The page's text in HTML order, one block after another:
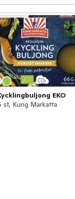
är att hjälpa dig
med mycket smak.
se för att se fler av
recept och
skapa en hållbar
EKO
st, Kung Markatta